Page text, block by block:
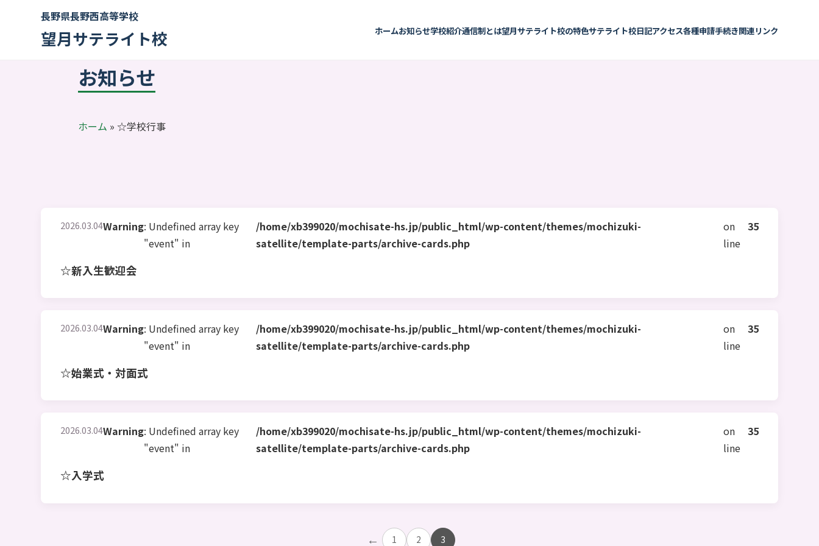
長野県長野西高等学校
望月サテライト校 ホームお知らせ学校紹介通信制とは望月サテライト校の特色サテライト校日記アクセス各種申請手続き関連リンク
お知らせ
ホーム » ☆学校行事
2026.03.04Warning: Undefined array key
"event" in
/home/xb399020/mochisate-hs.jp/public_html/wp-content/themes/mochizuki-
satellite/template-parts/archive-cards.php
on
line
35
☆新入生歓迎会
2026.03.04Warning: Undefined array key
"event" in
/home/xb399020/mochisate-hs.jp/public_html/wp-content/themes/mochizuki-
satellite/template-parts/archive-cards.php
on
line
35
☆始業式・対面式
2026.03.04Warning: Undefined array key
"event" in
/home/xb399020/mochisate-hs.jp/public_html/wp-content/themes/mochizuki-
satellite/template-parts/archive-cards.php
on
line
35
☆入学式
← 1 2 3